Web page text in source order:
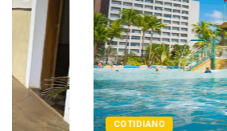
COTIDIANO